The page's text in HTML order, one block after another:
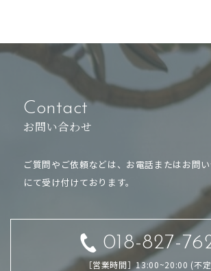
Contact
お問い合わせ
ご質問やご依頼などは、お電話またはお問
にて受け付けております。
018-827-
［営業時間］13:00~20:00 (不